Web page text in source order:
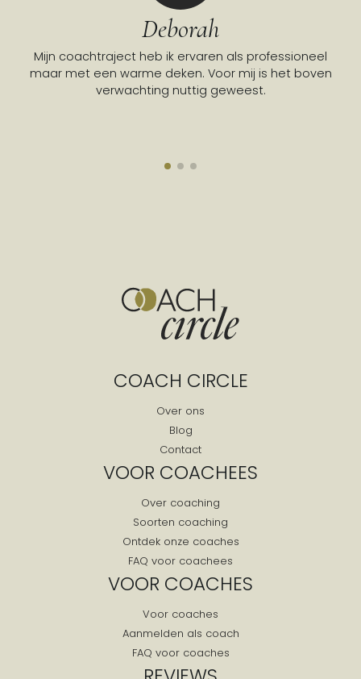
Deborah
Mijn coachtraject heb ik ervaren als professioneel
maar met een warme deken. Voor mij is het boven
verwachting nuttig geweest.
COACH CIRCLE
Over ons
Blog
Contact
VOOR COACHEES
Over coaching
Soorten coaching
Ontdek onze coaches
FAQ voor coachees
VOOR COACHES
Voor coaches
Aanmelden als coach
FAQ voor coaches